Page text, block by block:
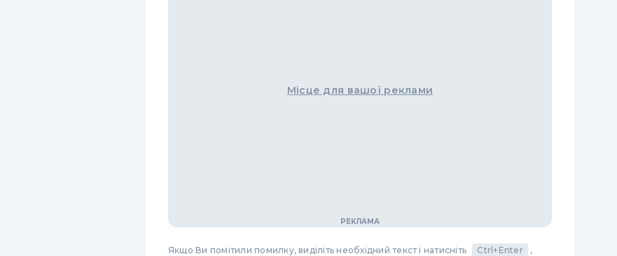
Місце для вашої реклами
Якщо Ви помітили помилку, виділіть необхідний текст і натисніть Ctrl+Enter
,